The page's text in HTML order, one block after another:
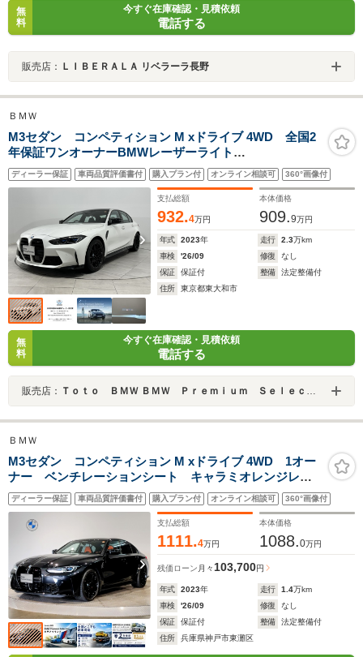
無
料
今すぐ在庫確認・見積依頼
電話する
販売店： ＬＩＢＥＲＡＬＡ リベラーラ長野
ＢＭＷ
M3セダン コンペティション M xドライブ 4WD 全国2
年保証ワンオーナーBMWレーザーライト
Harman/KardonサウンドブラックレザーFクライメート
シートアダプティブMサスコンフォートアクセスオートト
ランクDアシストプロパークアシスト+純正F19/R20AW
ディーラー保証 車両品質評価書付 購入プラン付 オンライン相談可 360°画像付
支払総額
932.4万円
本体価格
909.9万円
年式 2023年 走行 2.3万km
車検
'26/09 修復
なし
保証
保証付 整備
法定整備付
住所
東京都東大和市
無
料
今すぐ在庫確認・見積依頼
電話する
販売店： Ｔｏｔｏ ＢＭＷ ＢＭＷ Ｐｒｅｍｉｕｍ Ｓｅｌｅｃｔｉｏｎ 東大和
ＢＭＷ
M3セダン コンペティション M xドライブ 4WD 1オー
ナー ベンチレーションシート キャラミオレンジレザ
ー パーキングアシストプラス トップビューカメラ
電動トランク レーザーライト
ディーラー保証 車両品質評価書付 購入プラン付 オンライン相談可 360°画像付
支払総額
1111.4万円
本体価格
1088.0万円
残価ローン 月々 103,700円
年式 2023年 走行 1.4万km
車検
'26/09 修復
なし
保証
保証付 整備
法定整備付
住所
兵庫県神戸市東灘区